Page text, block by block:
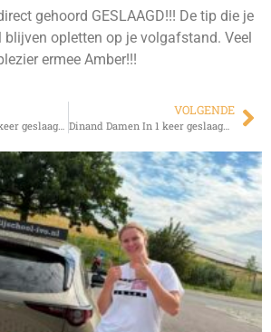
gehoord GESLAAGD!!! De tip die je
blijven opletten op je volgafstand. Veel
ermee Amber!!!
Tjitte Wijnings in 1 keer geslaagd!!!
VOLGENDE
Dinand Damen In 1 keer geslaagd!!!